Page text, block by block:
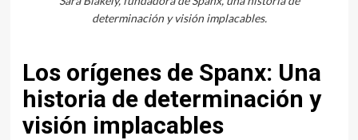
determinación y visión implacables.
Los orígenes de Spanx: Una
historia de determinación y
visión implacables